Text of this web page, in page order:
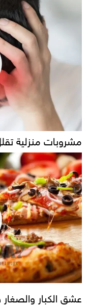
مشروبات منزلية
عشق الكبار والصغار